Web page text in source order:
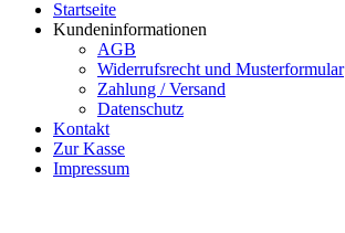
Startseite
Kundeninformationen
AGB
Widerrufsrecht und Musterformular
Zahlung / Versand
Datenschutz
Kontakt
Zur Kasse
Impressum